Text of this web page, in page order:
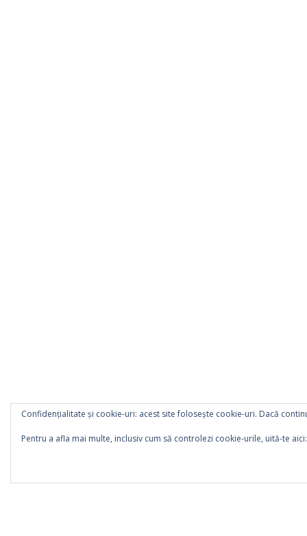
Confidențialitate și cookie-uri: acest site folosește cookie-uri. Dacă
Pentru a afla mai multe, inclusiv cum să controlezi cookie-urile, uită-te